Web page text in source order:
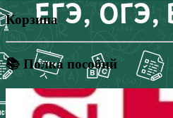
Корзина
📚 Полка пособий